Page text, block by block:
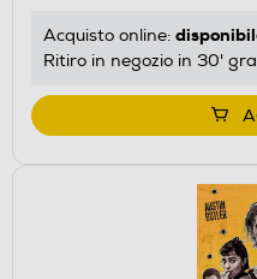
Acquisto online:
Ritiro in negozio in 30'